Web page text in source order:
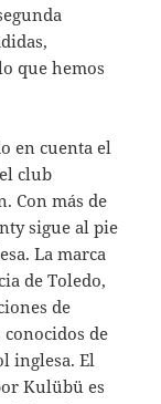
que hemos
en cuenta el
club
Con más de
sigue al pie
La marca
de Toledo,
de
conocidos de
inglesa. El
Kulübü es